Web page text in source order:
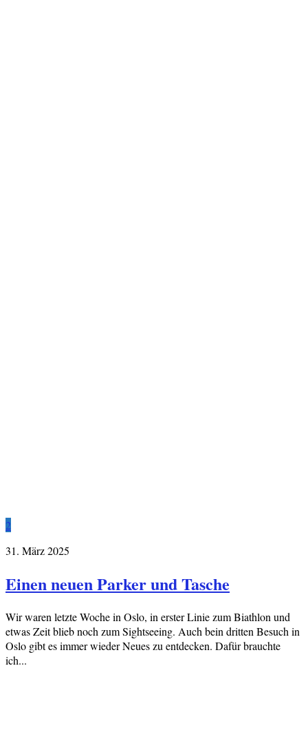
2
31. März 2025
Einen neuen Parker und Tasche
Wir waren letzte Woche in Oslo, in erster Linie zum Biathlon und
etwas Zeit blieb noch zum Sightseeing. Auch bein dritten Besuch in
Oslo gibt es immer wieder Neues zu entdecken. Dafür brauchte
ich...